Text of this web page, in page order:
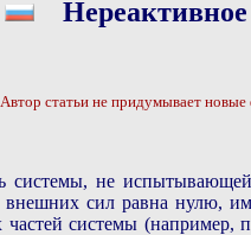
Автор статьи не придумывает
системы, не
сил равна нулю,
системы (например,